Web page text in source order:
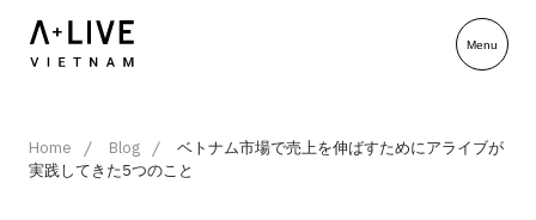
Home Blog
ベトナム市場で売上を伸ばすためにアライブが
実践してきた5つのこと